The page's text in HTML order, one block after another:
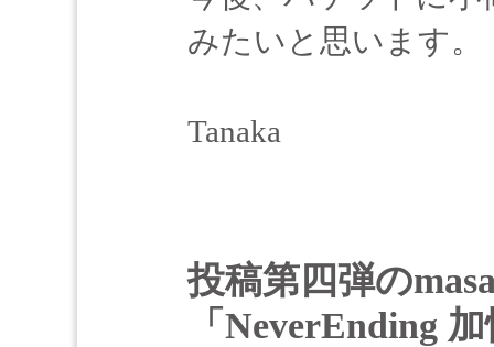
みたいと思います。
Tanaka
投稿第四弾の
「NeverEnding